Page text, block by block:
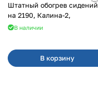
Штатный обогрев сидений
на 2190, Калина-2,
В наличии
В корзину